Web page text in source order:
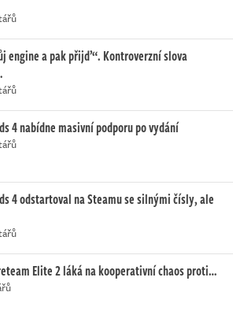
engine a pak přijď“. Kontroverzní slova
4 nabídne masivní podporu po vydání
4 odstartoval na Steamu se silnými čísly, ale
Elite 2 láká na kooperativní chaos proti…